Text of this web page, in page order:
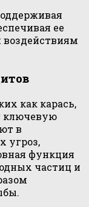
ее
воздействиям
как карась,
ключевую
в
угроз,
функция
частиц и